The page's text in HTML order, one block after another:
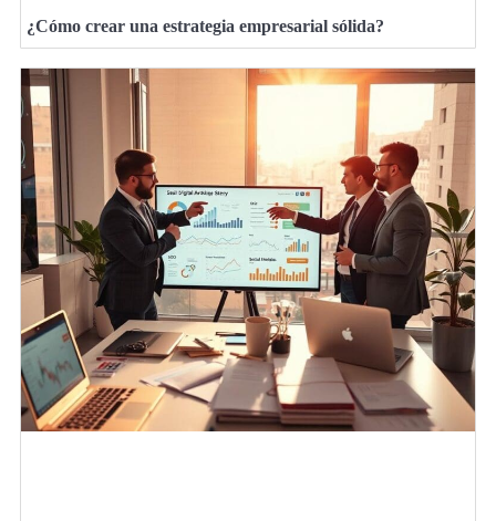
¿Cómo crear una estrategia empresarial sólida?